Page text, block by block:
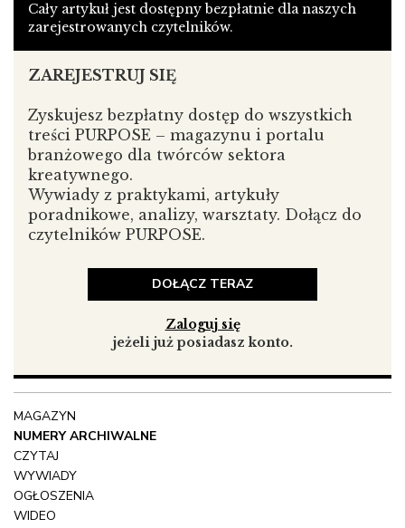
Cały artykuł jest dostępny bezpłatnie dla naszych
zarejestrowanych czytelników.
ZAREJESTRUJ SIĘ
Zyskujesz bezpłatny dostęp do wszystkich
treści PURPOSE – magazynu i portalu
branżowego dla twórców sektora
kreatywnego.
Wywiady z praktykami, artykuły
poradnikowe, analizy, warsztaty. Dołącz do
czytelników PURPOSE.
DOŁĄCZ TERAZ
Zaloguj się
jeżeli już posiadasz konto.
MAGAZYN
NUMERY ARCHIWALNE
CZYTAJ
WYWIADY
OGŁOSZENIA
WIDEO